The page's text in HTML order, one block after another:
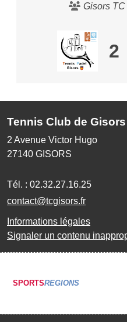
Gisors
2
Tennis Club de Gisors
2 Avenue Victor Hugo
27140 GISORS
Tél. : 02.32.27.16.25
contact@tcgisors.fr
Informations légales
Signaler un contenu
SPORTSREGIONS